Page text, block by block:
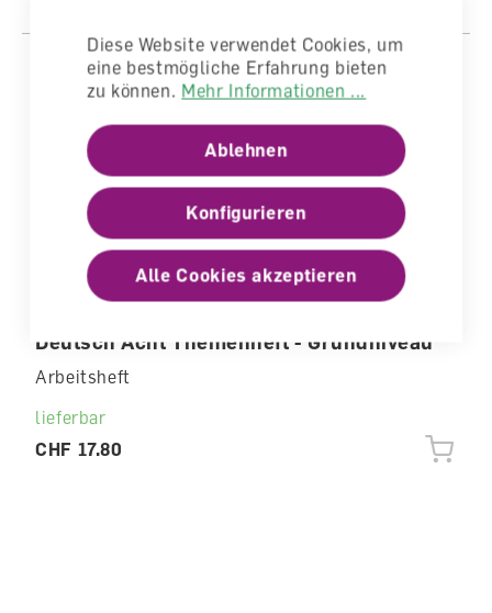
Deutsch Acht Themenheft - Grundniveau
Arbeitsheft
lieferbar
CHF 17.80
Diese Website verwendet Cookies, um
eine bestmögliche Erfahrung bieten
zu können. Mehr Informationen ...
Ablehnen
Konfigurieren
Alle Cookies akzeptieren